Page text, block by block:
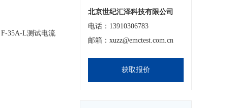
35A-L测试电流
北京世纪汇泽科技有限公司
电话：13910306783
邮箱：xuzz@emctest.com.cn
获取报价